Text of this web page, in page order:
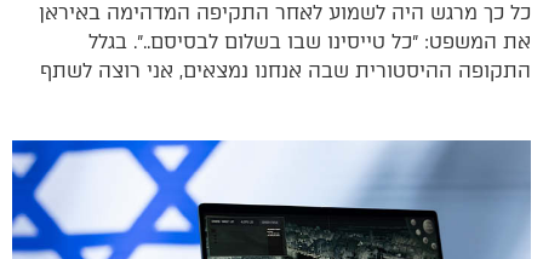
כל כך מרגש היה לשמוע לאחר התקיפה המדהימה באיראן
את המשפט: ״כל טייסינו שבו בשלום לבסיסם..״. בגלל
התקופה ההיסטורית שבה אנחנו נמצאים, אני רוצה לשתף